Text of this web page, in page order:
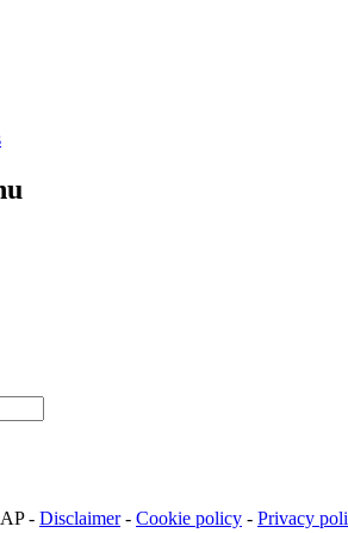
- Disclaimer- Cookie policy - Privacy